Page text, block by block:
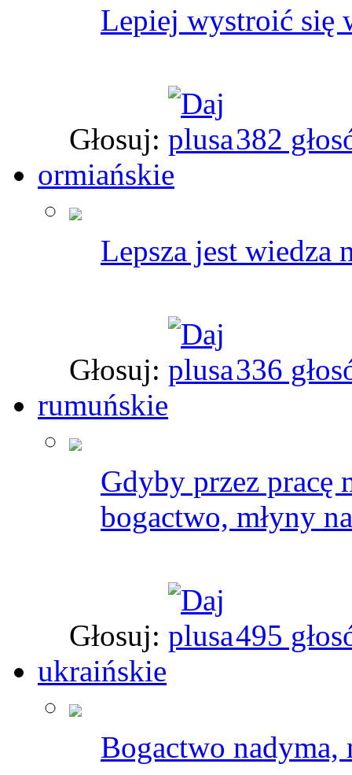
Lepiej wystroić się
Głosuj:
382
ormiańskie
Lepsza jest wiedza
Głosuj:
336
rumuńskie
Gdyby przez pracę
bogactwo, młyny
Głosuj:
495
ukraińskie
Bogactwo nadyma,